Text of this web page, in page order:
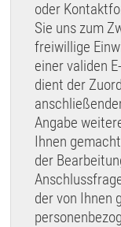
oder
Sie uns zum
freiwillige
einer validen
dient der
Angabe
Ihnen
der
der von Ihnen